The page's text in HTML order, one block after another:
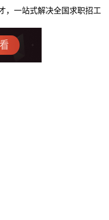
，一站式解决全国求职招工